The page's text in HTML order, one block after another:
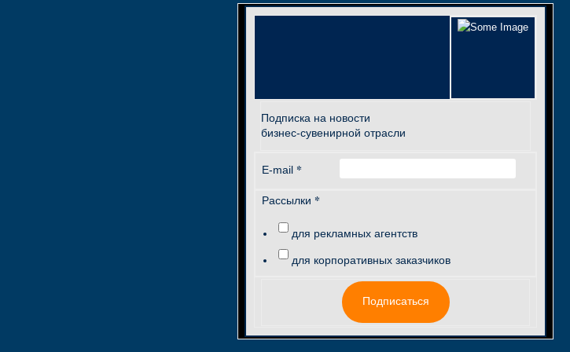
Подписка на новости
бизнес-сувенирной отрасли
E-mail *
Рассылки *
для рекламных агентств
для корпоративных заказчиков
Подписаться